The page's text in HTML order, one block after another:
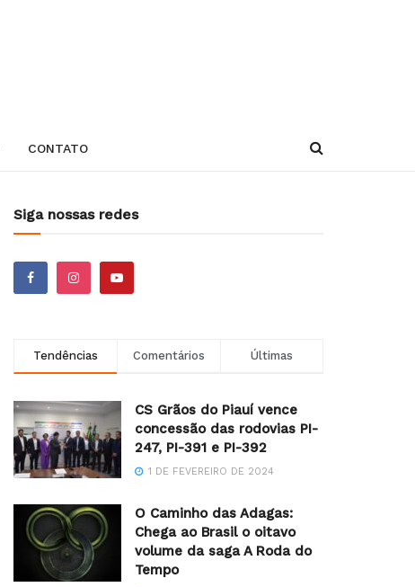
CONTATO
Siga nossas redes
Tendências Comentários Últimas
CS Grãos do Piauí vence
concessão das rodovias PI-
247, PI-391 e PI-392
1 DE FEVEREIRO DE 2024
O Caminho das Adagas:
Chega ao Brasil o oitavo
volume da saga A Roda do
Tempo